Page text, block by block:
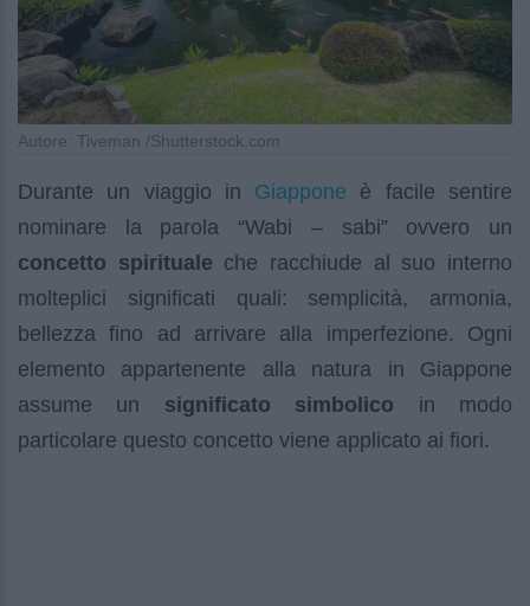
Autore: Tiveman /Shutterstock.com
Durante un viaggio in Giappone è facile sentire
nominare la parola “Wabi – sabi” ovvero un
concetto spirituale che racchiude al suo interno
molteplici significati quali: semplicità, armonia,
bellezza fino ad arrivare alla imperfezione. Ogni
elemento appartenente alla natura in Giappone
assume un significato simbolico in modo
particolare questo concetto viene applicato ai fiori.